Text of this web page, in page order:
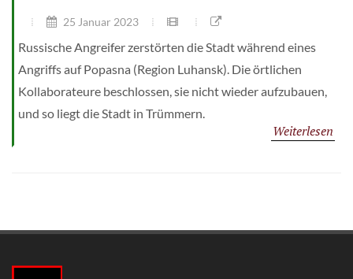
25 Januar 2023
Russische Angreifer zerstörten die Stadt während eines
Angriffs auf Popasna (Region Luhansk). Die örtlichen
Kollaborateure beschlossen, sie nicht wieder aufzubauen,
und so liegt die Stadt in Trümmern.
Weiterlesen